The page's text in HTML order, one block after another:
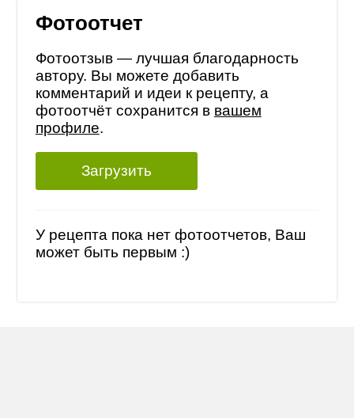
Фотоотчет
Фотоотзыв — лучшая благодарность
автору. Вы можете добавить
комментарий и идеи к рецепту, а
фотоотчёт сохранится в вашем
профиле.
Загрузить
У рецепта пока нет фотоотчетов, Ваш
может быть первым :)